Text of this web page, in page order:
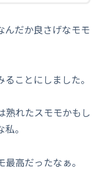
んだか良さげなモモ
ことにしました。
熟れたスモモかもし
。
高だったなぁ。